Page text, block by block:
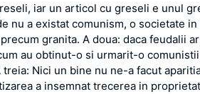
iar un articol cu greseli e unul
nu a existat comunism, o societate
granita. A doua: daca feudalii
au obtinut-o si urmarit-o
treia: Nici un bine nu ne-a facut
a insemnat trecerea in